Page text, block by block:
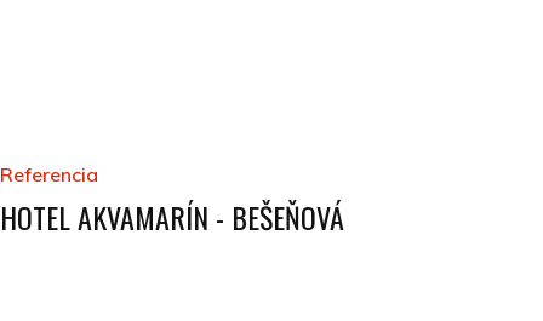
Referencia
HOTEL AKVAMARÍN - BEŠEŇOVÁ